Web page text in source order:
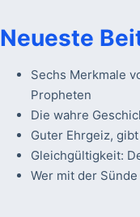
Neueste
Sechs Merkmale
Propheten
Die wahre
Guter Ehrgeiz,
Gleichgültigkeit:
Wer mit der